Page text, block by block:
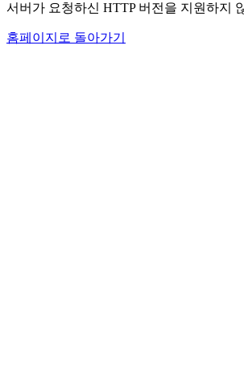
서버가 요청하신 HTTP 버전을 지원하지
홈페이지로 돌아가기